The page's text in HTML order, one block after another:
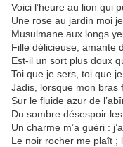
Voici l’heure au lion qui
Une rose au jardin moi
Musulmane aux longs
Fille délicieuse, amante
Est-il un sort plus doux
Toi que je sers, toi que
Jadis, lorsque mon bras
Sur le fluide azur de
Du sombre désespoir
Un charme m’a guéri :
Le noir rocher me plaît ;